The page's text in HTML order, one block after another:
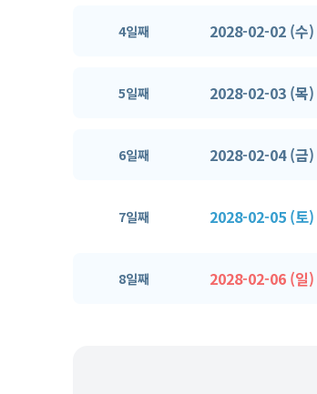
4일째 2028-02-02 (수)
5일째 2028-02-03 (목)
6일째 2028-02-04 (금)
7일째 2028-02-05 (토)
8일째 2028-02-06 (일)